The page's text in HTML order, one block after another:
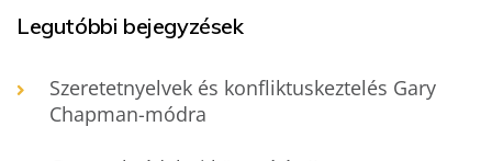
Legutóbbi bejegyzések
Szeretetnyelvek és konfliktuskeztelés Gary
Chapman-módra